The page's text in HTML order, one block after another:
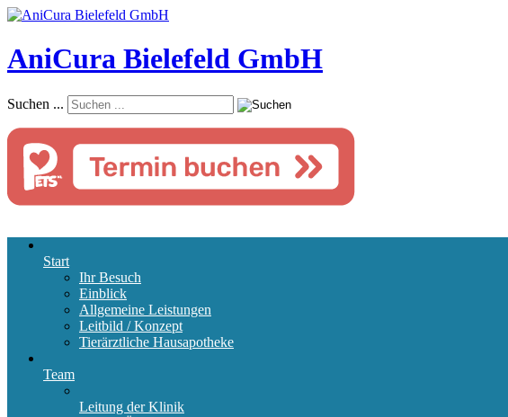
AniCura Bielefeld GmbH
Suchen ...
Start
Ihr Besuch
Einblick
Allgemeine Leistungen
Leitbild / Konzept
Tierärztliche Hausapotheke
Team
Leitung der Klinik